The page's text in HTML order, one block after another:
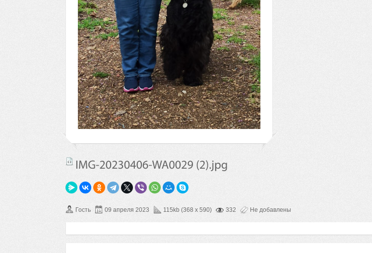
Гость 09 апреля 2023 115kb (368 x 590) 332 Не добавлены